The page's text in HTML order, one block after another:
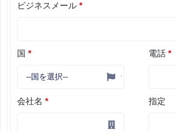
ビジネスメール *
国 * 電話 *
会社名 * 指定